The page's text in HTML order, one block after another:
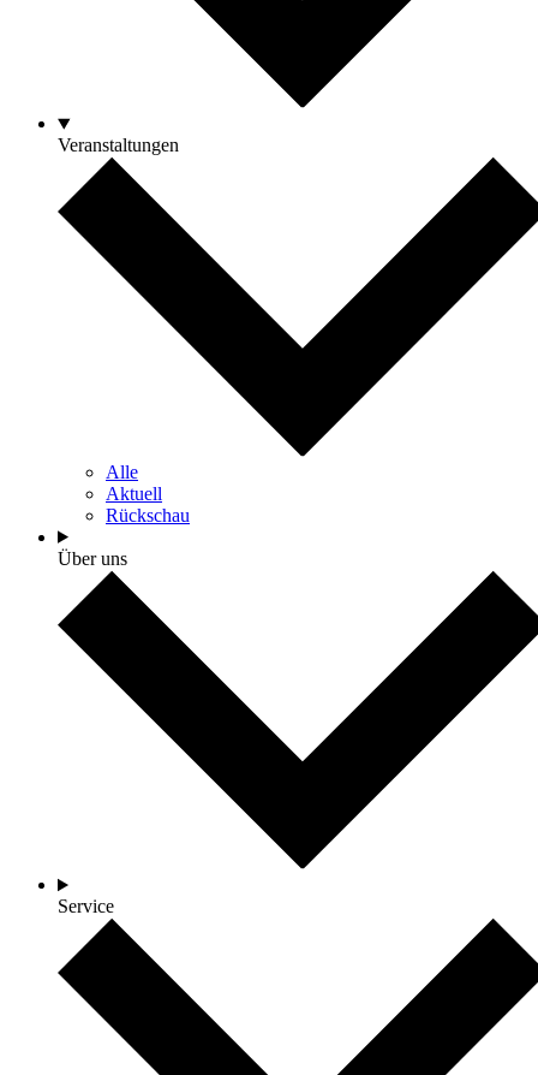
Veranstaltungen
Alle
Aktuell
Rückschau
Über uns
Service